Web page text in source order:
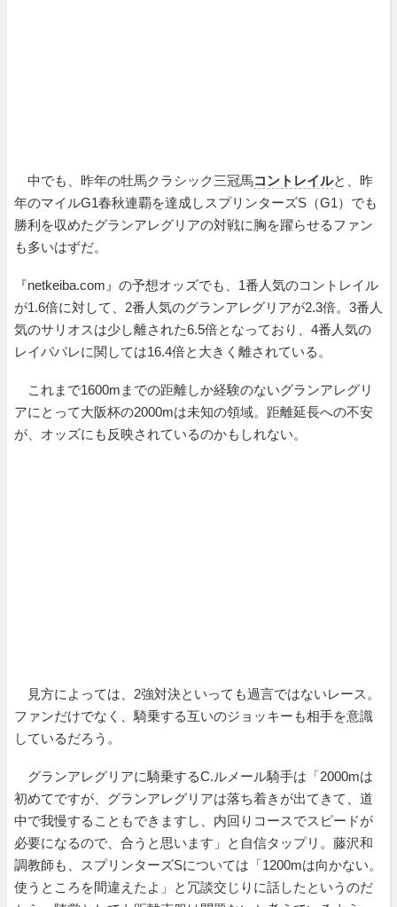
中でも、昨年の牡馬クラシック三冠馬コントレイルと、昨
年のマイルG1春秋連覇を達成しスプリンターズS（G1）でも
勝利を収めたグランアレグリアの対戦に胸を躍らせるファン
も多いはずだ。
『netkeiba.com』の予想オッズでも、1番人気のコントレイル
が1.6倍に対して、2番人気のグランアレグリアが2.3倍。3番人
気のサリオスは少し離された6.5倍となっており、4番人気の
レイパパレに関しては16.4倍と大きく離されている。
これまで1600mまでの距離しか経験のないグランアレグリ
アにとって大阪杯の2000mは未知の領域。距離延長への不安
が、オッズにも反映されているのかもしれない。
見方によっては、2強対決といっても過言ではないレース。
ファンだけでなく、騎乗する互いのジョッキーも相手を意識
しているだろう。
グランアレグリアに騎乗するC.ルメール騎手は「2000mは
初めてですが、グランアレグリアは落ち着きが出てきて、道
中で我慢することもできますし、内回りコースでスピードが
必要になるので、合うと思います」と自信タップリ。藤沢和
調教師も、スプリンターズSについては「1200mは向かない。
使うところを間違えたよ」と冗談交じりに話したというのだ